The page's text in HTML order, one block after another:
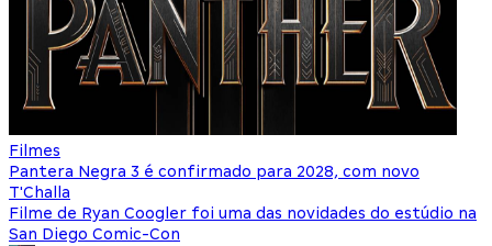
Filmes
Pantera Negra 3 é confirmado para 2028, com novo
T'Challa
Filme de Ryan Coogler foi uma das novidades do estúdio na
San Diego Comic-Con